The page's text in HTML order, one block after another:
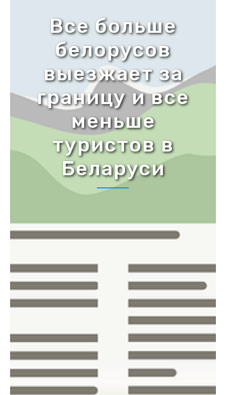
Все больше
белорусов
выезжает за
границу и все
меньше
туристов в
Беларуси